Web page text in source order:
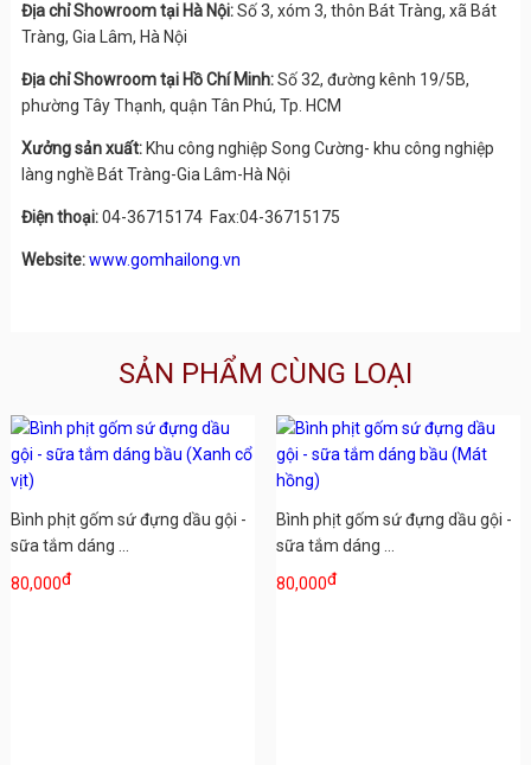
Địa chỉ Showroom tại Hà Nội:Số 3, xóm 3, thôn Bát Tràng, xã Bát
Tràng, Gia Lâm, Hà Nội
Địa chỉ Showroom tại Hồ Chí Minh:Số 32, đường kênh 19/5B,
phường Tây Thạnh, quận Tân Phú, Tp. HCM
Xưởng sản xuất:Khu công nghiệp Song Cường- khu công nghiệp
làng nghề Bát Tràng-Gia Lâm-Hà Nội
Điện thoại:04-36715174 Fax:04-36715175
Website: www.gomhailong.vn
SẢN PHẨM CÙNG LOẠI
Bình phịt gốm sứ đựng dầu gội -
sữa tắm dáng ...
80,000đ
Bình phịt gốm sứ đựng dầu gội -
sữa tắm dáng ...
80,000đ